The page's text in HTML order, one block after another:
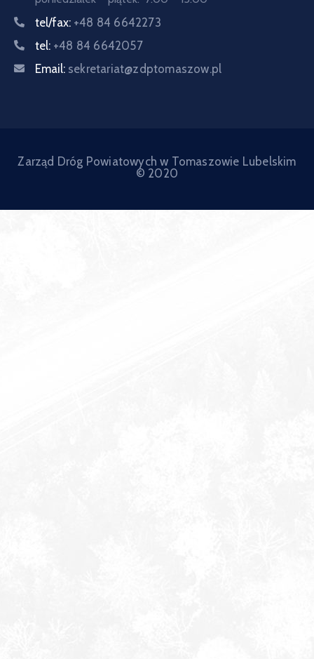
tel/fax: +48 84 6642273
tel: +48 84 6642057
Email: sekretariat@zdptomaszow.pl
Zarząd Dróg Powiatowych w Tomaszowie Lubelskim
© 2020